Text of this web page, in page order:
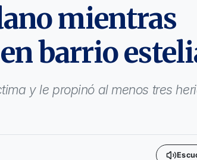
mientras
barrio
y le propinó al menos tres